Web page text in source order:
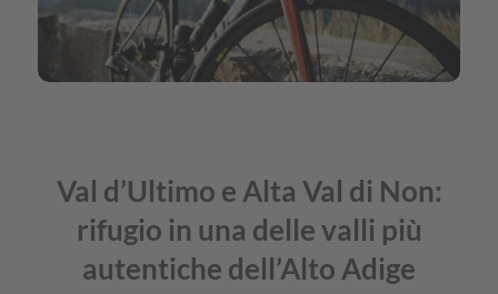
Val d’Ultimo e Alta Val di Non:
rifugio in una delle valli più
autentiche dell’Alto Adige